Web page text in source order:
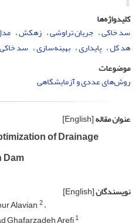
کلیدواژه‌ها
سد خاکی جریان تراوشی زهکش
هد کل پایداری بهینه‌سازی سد
موضوعات
روش‌های عددی و آزمایشگاهی
عنوان مقاله[English]
of Drainage
نویسندگان[English]
Alavian,2
1